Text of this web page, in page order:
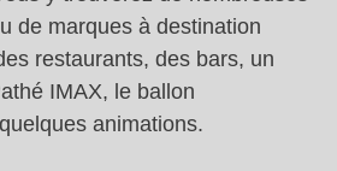
de marques à destination
restaurants, des bars, un
IMAX, le ballon
animations.